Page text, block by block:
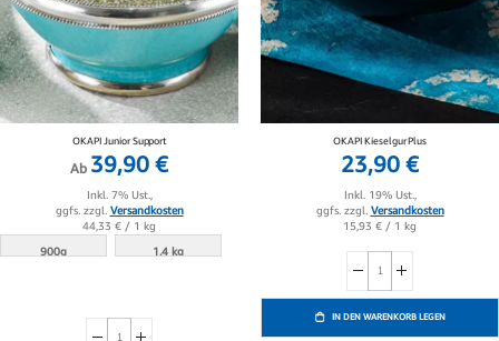
OKAPI Junior Support
Ab 39,90 €
Inkl. 7% Ust.,
ggfs. zzgl. Versandkosten
44,33 € / 1 kg
900g
1.4 kg
OKAPI Kieselgur Plus
23,90 €
Inkl. 19% Ust.,
ggfs. zzgl. Versandkosten
15,93 € / 1 kg
IN DEN WARENKORB LEGEN